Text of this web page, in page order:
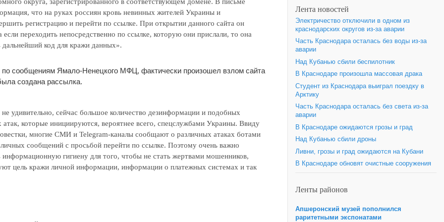
что на руках россиян кровь невинных жителей Украины и
регистрацию и перейти по ссылке. При открытии данного сайта он
если переходить непосредственно по ссылке, которую они прислали, то она
код для кражи данных».
по сообщениям Ямало-Ненецкого МФЦ, фактически произошел взлом сайта
создана рассылка.
удивительно, сейчас большое количество дезинформации и подобных
которые инициируются, вероятнее всего, спецслужбами Украины. Ввиду
многие СМИ и Telegram-каналы сообщают о различных атаках ботами
сообщений с просьбой перейти по ссылке. Поэтому очень важно
информационную гигиену для того, чтобы не стать жертвами мошенников,
цель кражи личной информации, информации о платежных системах и так
Лента новостей
Электричество отключили в одном из
краснодарских округов из-за аварии
Часть Краснодара осталась без воды из-за
аварии
Над Кубанью сбили беспилотник
В Краснодаре произошла массовая драка
Студент из Краснодара выиграл поездку в
Арктику
Часть Краснодара осталась без света из-за
аварии
В Краснодаре ожидаются грозы и град
Над Кубанью сбили дроны
Ливни, грозы и град ожидаются на Кубани
В Краснодаре обновят очистные сооружения
Ленты районов
Апшеронский музей пополнился
раритетными экспонатами